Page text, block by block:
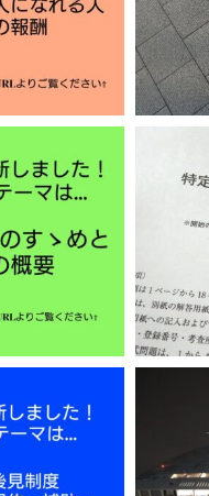
12月 2